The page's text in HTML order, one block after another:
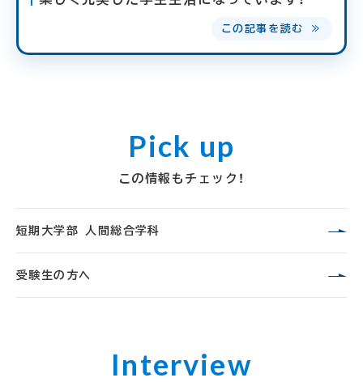
この記事を読む ≫
この情報もチェック！
短期大学部 人間総合学科
受験生の方へ